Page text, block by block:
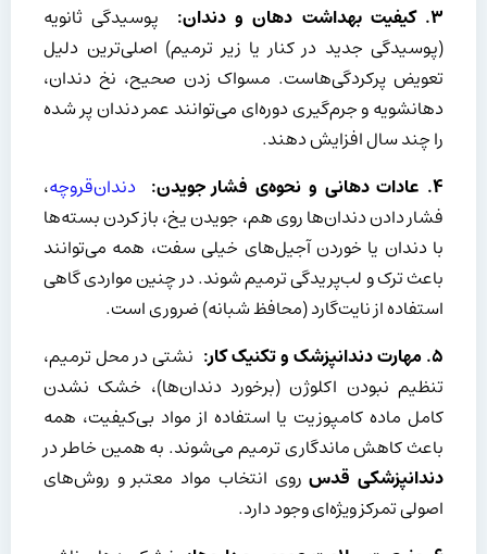
۳. کیفیت بهداشت دهان و دندان:
پوسیدگی ثانویه
(پوسیدگی جدید در کنار یا زیر ترمیم) اصلی‌ترین دلیل
تعویض پرکردگی‌هاست. مسواک زدن صحیح، نخ دندان،
دهانشویه و جرم‌گیری دوره‌ای می‌توانند عمر دندان پر شده
را چند سال افزایش دهند.
۴. عادات دهانی و نحوه‌ی فشار جویدن: دندان‌قروچه،
فشار دادن دندان‌ها روی هم، جویدن یخ، باز کردن بسته‌ها
با دندان یا خوردن آجیل‌های خیلی سفت، همه می‌توانند
باعث ترک و لب‌پریدگی ترمیم شوند. در چنین مواردی گاهی
استفاده از نایت‌گارد (محافظ شبانه) ضروری است.
۵. مهارت دندانپزشک و تکنیک کار: نشتی در محل ترمیم،
تنظیم نبودن اکلوژن (برخورد دندان‌ها)، خشک نشدن
کامل ماده کامپوزیت یا استفاده از مواد بی‌کیفیت، همه
باعث کاهش ماندگاری ترمیم می‌شوند. به همین خاطر در
دندانپزشکی قدسروی انتخاب مواد معتبر و روش‌های
اصولی تمرکز ویژه‌ای وجود دارد.